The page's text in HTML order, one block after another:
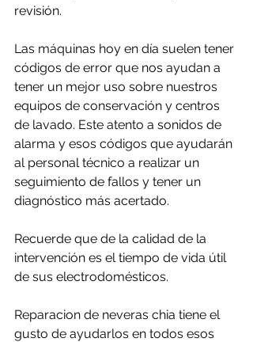
revisión.
Las máquinas hoy en día suelen tener
códigos de error que nos ayudan a
tener un mejor uso sobre nuestros
equipos de conservación y centros
de lavado. Este atento a sonidos de
alarma y esos códigos que ayudarán
al personal técnico a realizar un
seguimiento de fallos y tener un
diagnóstico más acertado.
Recuerde que de la calidad de la
intervención es el tiempo de vida útil
de sus electrodomésticos.
Reparacion de neveras chia tiene el
gusto de ayudarlos en todos esos